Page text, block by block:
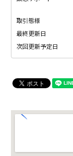
取引態様
最終更新日
次回更新予定日